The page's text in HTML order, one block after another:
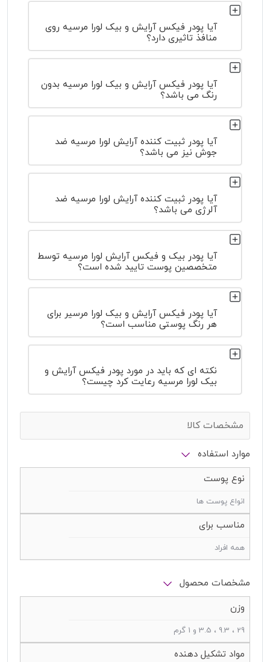
آیا پودر فیکس آرایش و بیک لورا مرسیه روی
منافذ تاثیری دارد؟
آیا پودر فیکس آرایش و بیک لورا مرسیه بدون
رنگ می باشد؟
آیا پودر ثبیت کننده آرایش لورا مرسیه ضد
جوش نیز می باشد؟
آیا پودر ثبیت کننده آرایش لورا مرسیه ضد
آلرژی می باشد؟
آیا پودر بیک و فیکس آرایش لورا مرسیه توسط
متخصصین پوست تایید شده است؟
آیا پودر فیکس آرایش و بیک لورا مرسیر برای
هر رنگ پوستی مناسب است؟
نکته ای که باید در مورد پودر فیکس آرایش و
بیک لورا مرسیه رعایت کرد چیست؟
مشخصات کالا
موارد استفاده
نوع پوست
انواع پوست ها
مناسب برای
همه افراد
مشخصات محصول
وزن
29 ، 9.3 ، 3.5 و 1 گرم
مواد تشکیل دهنده